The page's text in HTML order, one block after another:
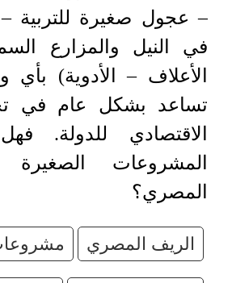
– عجول صغيرة للتربية
في النيل والمزارع
الأعلاف – الأدوية)
تساعد بشكل عام في
الاقتصادي للدولة.
المشروعات
المصري؟
الريف المصري